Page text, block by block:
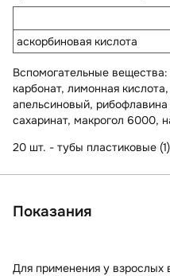
аскорбиновая кислота
Вспомогательные вещества
карбонат, лимонная
апельсиновый,
сахаринат, макрогол 6000,
20 шт. - тубы пластиковые
Показания
Для применения у взрослых